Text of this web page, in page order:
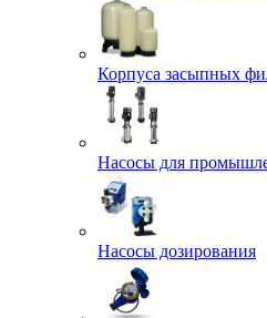
Корпуса засыпных
Насосы для
Насосы дозирования